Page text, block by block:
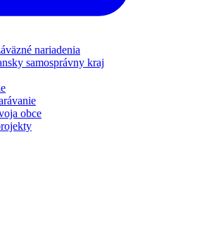
nariadenia
samosprávny kraj
obce